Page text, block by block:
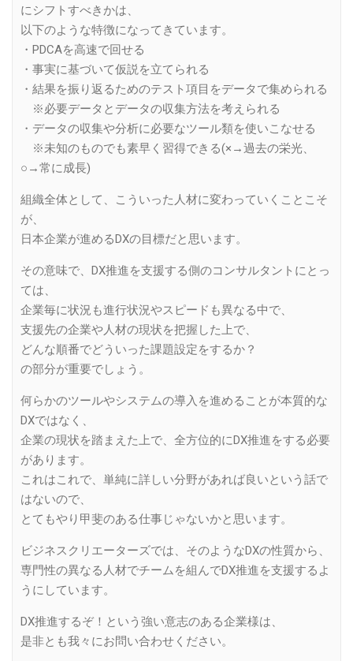
にシフトすべきかは、
以下のような特徴になってきています。
・PDCAを高速で回せる
・事実に基づいて仮説を立てられる
・結果を振り返るためのテスト項目をデータで集められる
※必要データとデータの収集方法を考えられる
・データの収集や分析に必要なツール類を使いこなせる
※未知のものでも素早く習得できる(×→過去の栄光、
○→常に成長)
組織全体として、こういった人材に変わっていくことこそ
が、
日本企業が進めるDXの目標だと思います。
その意味で、DX推進を支援する側のコンサルタントにとっ
ては、
企業毎に状況も進行状況やスピードも異なる中で、
支援先の企業や人材の現状を把握した上で、
どんな順番でどういった課題設定をするか？
の部分が重要でしょう。
何らかのツールやシステムの導入を進めることが本質的な
DXではなく、
企業の現状を踏まえた上で、全方位的にDX推進をする必要
があります。
これはこれで、単純に詳しい分野があれば良いという話で
はないので、
とてもやり甲斐のある仕事じゃないかと思います。
ビジネスクリエーターズでは、そのようなDXの性質から、
専門性の異なる人材でチームを組んでDX推進を支援するよ
うにしています。
DX推進するぞ！という強い意志のある企業様は、
是非とも我々にお問い合わせください。